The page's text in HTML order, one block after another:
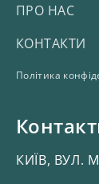
ПРО НАС
КОНТАКТИ
Політика
КИЇВ, ВУЛ.